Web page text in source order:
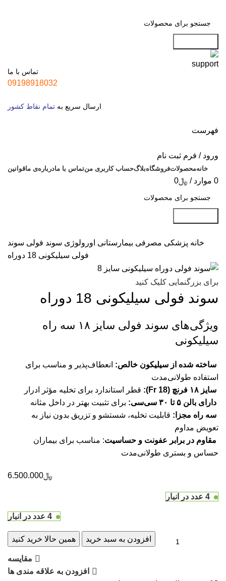
تماس با ما
09198918032
ارسال سریع به تمام نقاط کشور
فهرست
ورود / فرم ثبت نام
خانهمحصولاتفروشگاهبلاگحساب کاربری منتماس با مادرباره‌ی ماقوانین
0 موارد / ﷼0
خانه پزشکی مصرفی بیمارستانی اورولوژی سوند فولی سوند
فولی سیلیکونی 18 دوراه
برای بزرگنمایی کلیک کنید
سوند فولی سیلیکونی 18 دوراه
ویژگی‌های سوند فولی سایز ۱۸ سه راه
سیلیکونی
ساخته شده از سیلیکون خالص: انعطاف‌پذیر و مناسب برای
استفاده طولانی‌مدت
سایز ۱۸ فرنچ (Fr 18):
قطر استاندارد برای تخلیه مؤثر ادرار
دارای بالن ۵ تا ۳۰ سی‌سی:
برای تثبیت بهتر در داخل مثانه
سه راه مجزا: قابلیت تخلیه، شستشو و تزریق بدون نیاز به
تعویض مداوم
مقاوم در برابر عفونت و حساسیت: مناسب برای بیماران
حساس و بستری طولانی‌مدت
﷼6.500.000
4 عدد در انبار
4 عدد در انبار
افزودن به سبد خرید همین حالا خرید کنید
مقایسه
افزودن به علاقه مندی ها